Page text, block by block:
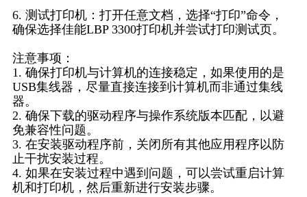
6. 测试打印机：打开任意文档，选择“打印”命令，
确保选择佳能LBP 3300打印机并尝试打印测试页。
注意事项：
1. 确保打印机与计算机的连接稳定，如果使用的是
USB集线器，尽量直接连接到计算机而非通过集线
器。
2. 确保下载的驱动程序与操作系统版本匹配，以避
免兼容性问题。
3. 在安装驱动程序前，关闭所有其他应用程序以防
止干扰安装过程。
4. 如果在安装过程中遇到问题，可以尝试重启计算
机和打印机，然后重新进行安装步骤。